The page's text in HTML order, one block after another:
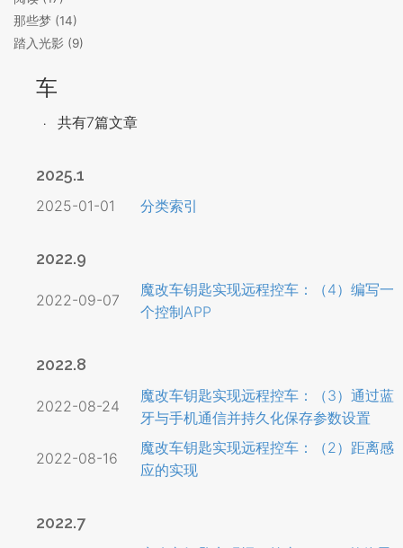
那些梦 (14)
踏入光影 (9)
车
共有7篇文章
2025.1
2025-01-01 分类索引
2022.9
2022-09-07
魔改车钥匙实现远程控车：（4）编写一
个控制APP
2022.8
2022-08-24
魔改车钥匙实现远程控车：（3）通过蓝
牙与手机通信并持久化保存参数设置
2022-08-16
魔改车钥匙实现远程控车：（2）距离感
应的实现
2022.7